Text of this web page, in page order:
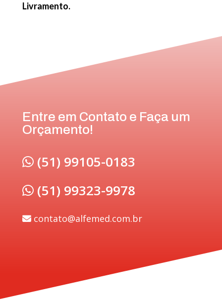
Livramento.
Entre em Contato e Faça um
Orçamento!
(51) 99105-0183
(51) 99323-9978
contato@alfemed.com.br